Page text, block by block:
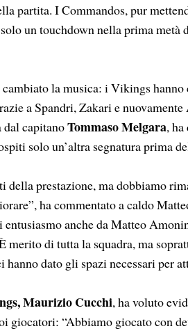
partita. I Commandos, pur
un touchdown nella prima metà
la musica: i Vikings
a Spandri, Zakari e
dal capitanoTommaso Melgara,
solo un’altra segnatura prima
della prestazione, ma dobbiamo
ha commentato a caldo
entusiasmo anche da Matteo
merito di tutta la squadra, ma
hanno dato gli spazi necessari per
Maurizio Cucchi, ha voluto
giocatori: “Abbiamo giocato con